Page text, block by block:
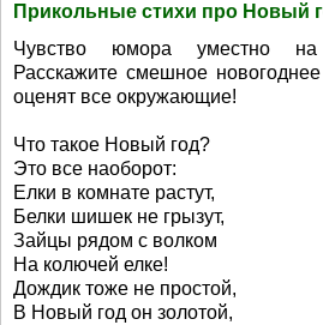
Прикольные стихи про Новый
Чувство юмора уместно
Расскажите смешное
оценят все окружающие!
Что такое Новый год?
Это все наоборот:
Елки в комнате растут,
Белки шишек не грызут,
Зайцы рядом с волком
На колючей елке!
Дождик тоже не простой,
В Новый год он золотой,